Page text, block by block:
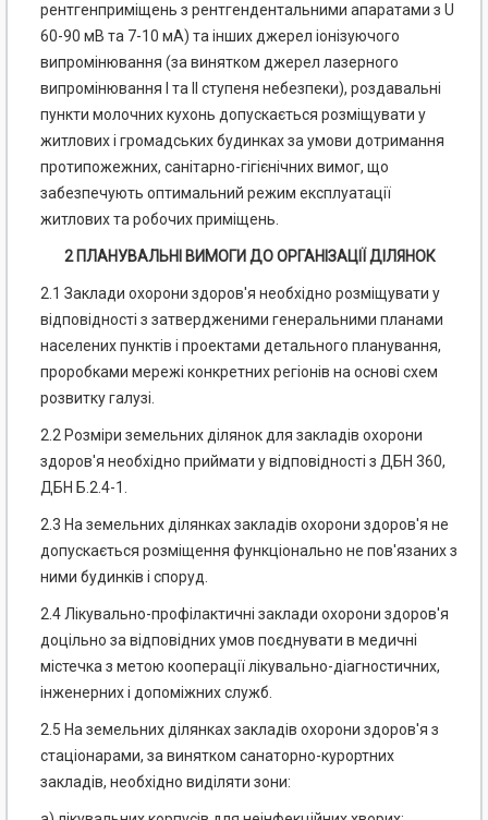
рентгенприміщень з рентгендентальними апаратами з U
60-90 мВ та 7-10 мА) та інших джерел іонізуючого
випромінювання (за винятком джерел лазерного
випромінювання І та II ступеня небезпеки), роздавальні
пункти молочних кухонь допускається розміщувати у
житлових і громадських будинках за умови дотримання
протипожежних, санітарно-гігієнічних вимог, що
забезпечують оптимальний режим експлуатації
житлових та робочих приміщень.
2 ПЛАНУВАЛЬНІ ВИМОГИ ДО ОРГАНІЗАЦІЇ ДІЛЯНОК
2.1 Заклади охорони здоров'я необхідно розміщувати у
відповідності з затвердженими генеральними планами
населених пунктів і проектами детального планування,
проробками мережі конкретних регіонів на основі схем
розвитку галузі.
2.2 Розміри земельних ділянок для закладів охорони
здоров'я необхідно приймати у відповідності з ДБН 360,
ДБН Б.2.4-1.
2.3 На земельних ділянках закладів охорони здоров'я не
допускається розміщення функціонально не пов'язаних з
ними будинків і споруд.
2.4 Лікувально-профілактичні заклади охорони здоров'я
доцільно за відповідних умов поєднувати в медичні
містечка з метою кооперації лікувально-діагностичних,
інженерних і допоміжних служб.
2.5 На земельних ділянках закладів охорони здоров'я з
стаціонарами, за винятком санаторно-курортних
закладів, необхідно виділяти зони: